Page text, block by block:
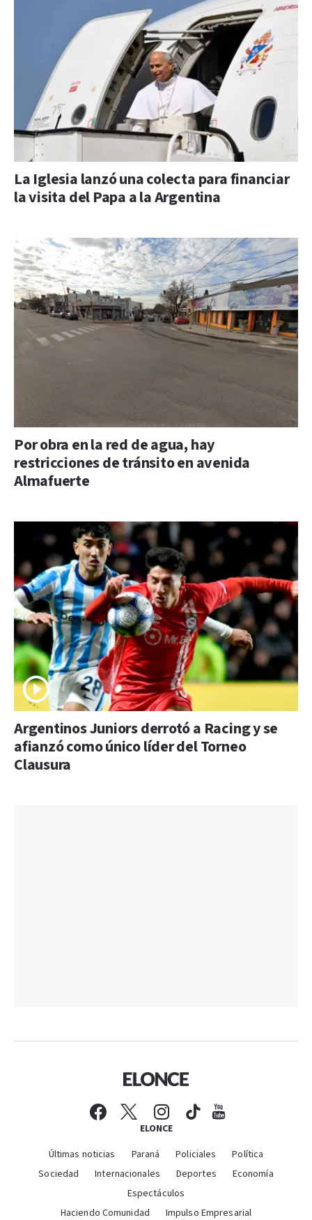
La Iglesia lanzó una colecta para financiar
la visita del Papa a la Argentina
Por obra en la red de agua, hay
restricciones de tránsito en avenida
Almafuerte
Argentinos Juniors derrotó a Racing y se
afianzó como único líder del Torneo
Clausura
ELONCE
Últimas noticias Paraná Policiales
Política
Sociedad
Internacionales Deportes
Economía
Espectáculos
Haciendo Comunidad
Impulso Empresarial